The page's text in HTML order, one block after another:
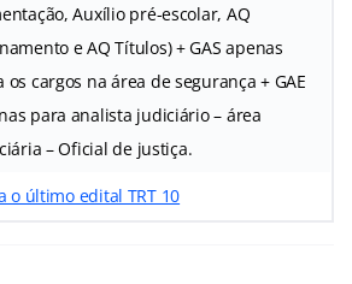
Auxílio pré-escolar, AQ
e AQ Títulos) + GAS apenas
os cargos na área de segurança + GAE
para analista judiciário – área
– Oficial de justiça.
o último edital TRT 10